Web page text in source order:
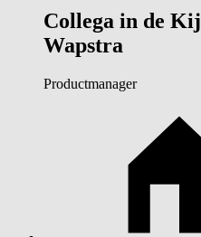
Collega in de
Wapstra
Productmanager